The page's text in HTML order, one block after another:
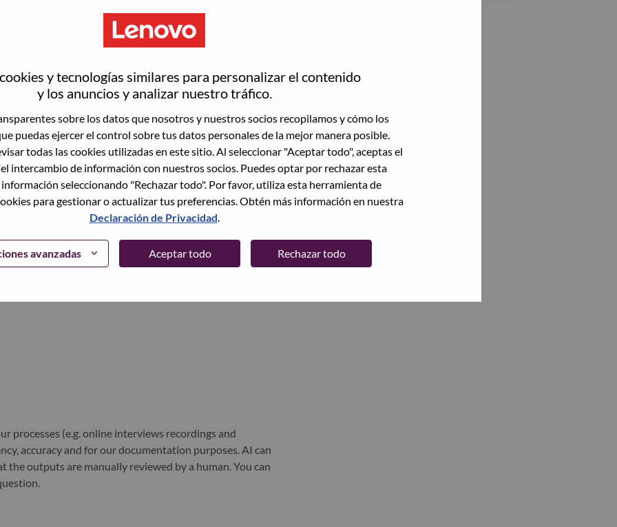
y tecnologías similares para personalizar el contenido
y los anuncios y analizar nuestro tráfico.
sobre los datos que nosotros y nuestros socios recopilamos y cómo los
puedas ejercer el control sobre tus datos personales de la mejor manera posible.
todas las cookies utilizadas en este sitio. Al seleccionar "Aceptar todo", aceptas el
intercambio de información con nuestros socios. Puedes optar por rechazar esta
seleccionando "Rechazar todo". Por favor, utiliza esta herramienta de
para gestionar o actualizar tus preferencias. Obtén más información en nuestra
Declaración de Privacidad
avanzadas Aceptar todo Rechazar todo
we do. We WOW our customers.
powerhouse, ranked #196 in the Fortune Global
in 180 markets. Focused on a bold vision to deliver
its success as the world’s largest PC company with a full-
optimized devices (PCs, workstations, smartphones,
high performance computing and software defined
Lenovo’s continued investment in world-changing
and smarter future for everyone, everywhere.
under Lenovo Group Limited (HKSE: 992) (ADR:
changing innovation is building a more inclusive,
To find out more visit
processes (e.g. online interviews recordings and
accuracy and for our documentation purposes. AI can
the outputs are manually reviewed by a human. You can
Bucharest, Rumania,
Bucharest, Rumania,
Gen AI Engineer
Bucharest, Rumania,
Ver todas